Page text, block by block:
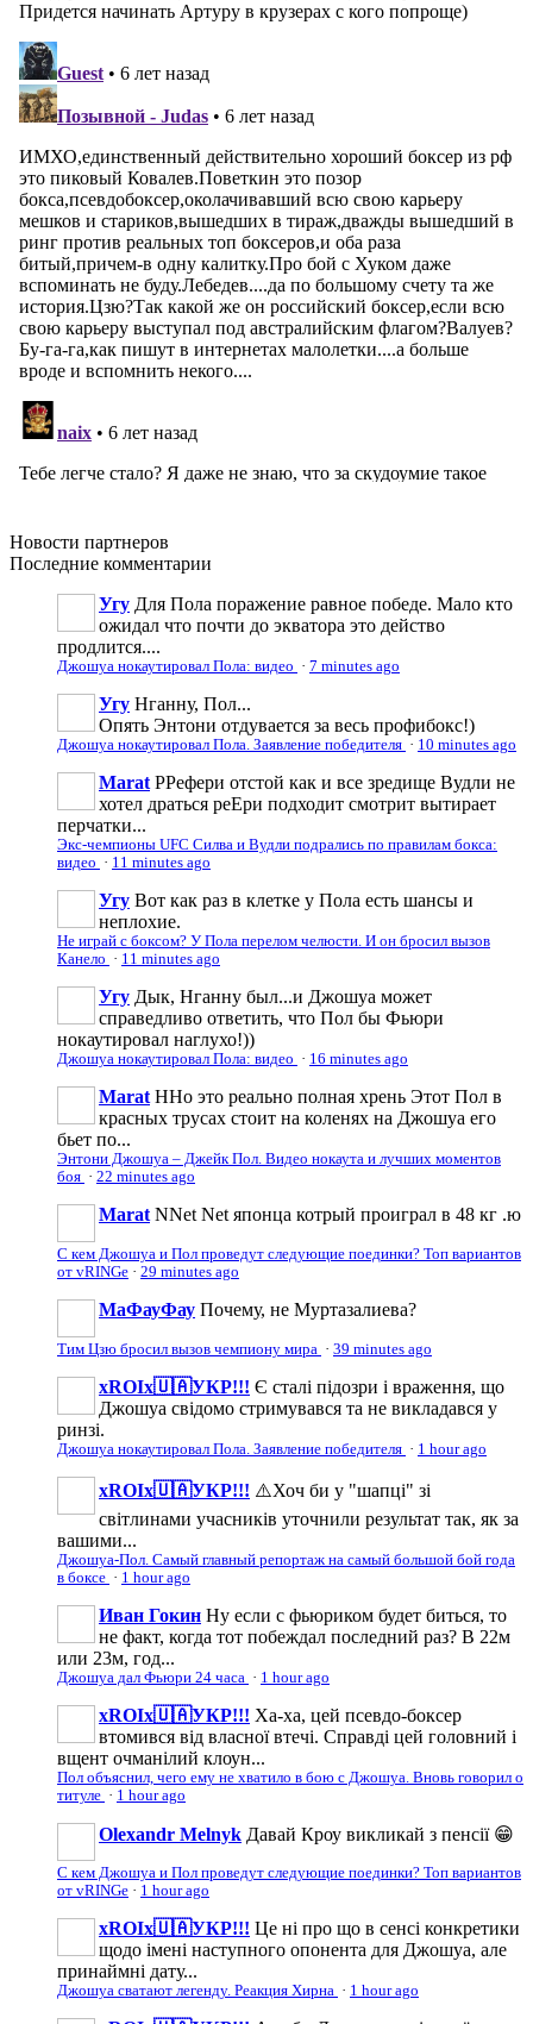
Новости партнеров
Последние комментарии
Угу Для Пола поражение равное победе. Мало кто
ожидал что почти до экватора это действо
продлится....
Джошуа нокаутировал Пола: видео · 7 minutes ago
Угу Нганну, Пол...
Опять Энтони отдувается за весь профибокс!)
Джошуа нокаутировал Пола. Заявление победителя · 10 minutes ago
Marat РРефери отстой как и все зредище Вудли не
хотел драться реЕри подходит смотрит вытирает
перчатки...
Экс-чемпионы UFC Силва и Вудли подрались по правилам бокса:
видео · 11 minutes ago
Угу Вот как раз в клетке у Пола есть шансы и
неплохие.
Не играй с боксом? У Пола перелом челюсти. И он бросил вызов
Канело · 11 minutes ago
Угу Дык, Нганну был...и Джошуа может
справедливо ответить, что Пол бы Фьюри
нокаутировал наглухо!))
Джошуа нокаутировал Пола: видео · 16 minutes ago
Marat ННо это реально полная хрень Этот Пол в
красных трусах стоит на коленях на Джошуа его
бьет по...
Энтони Джошуа – Джейк Пол. Видео нокаута и лучших моментов
боя · 22 minutes ago
Marat NNet Net японца котрый проиграл в 48 кг .ю
С кем Джошуа и Пол проведут следующие поединки? Топ вариантов
от vRINGe · 29 minutes ago
МаФауФау Почему, не Муртазалиева?
Тим Цзю бросил вызов чемпиону мира · 39 minutes ago
xROIx🇺🇦УКР!!! Є сталі підозри і враження, що
Джошуа свідомо стримувався та не викладався у
ринзі.
Джошуа нокаутировал Пола. Заявление победителя · 1 hour ago
xROIx🇺🇦УКР!!! ⚠️Хоч би у "шапці" зі
світлинами учасників уточнили результат так, як за
вашими...
Джошуа-Пол. Самый главный репортаж на самый большой бой года
в боксе · 1 hour ago
Иван Гокин Ну если с фьюриком будет биться, то
не факт, когда тот побеждал последний раз? В 22м
или 23м, год...
Джошуа дал Фьюри 24 часа · 1 hour ago
xROIx🇺🇦УКР!!! Ха-ха, цей псевдо-боксер
втомився від власної втечі. Справді цей головний і
вщент очманілий клоун...
Пол объяснил, чего ему не хватило в бою с Джошуа. Вновь говорил о
титуле · 1 hour ago
Olexandr Melnyk Давай Кроу викликай з пенсії 😁
С кем Джошуа и Пол проведут следующие поединки? Топ вариантов
от vRINGe · 1 hour ago
xROIx🇺🇦УКР!!! Це ні про що в сенсі конкретики
щодо імені наступного опонента для Джошуа, але
принаймні дату...
Джошуа сватают легенду. Реакция Хирна · 1 hour ago